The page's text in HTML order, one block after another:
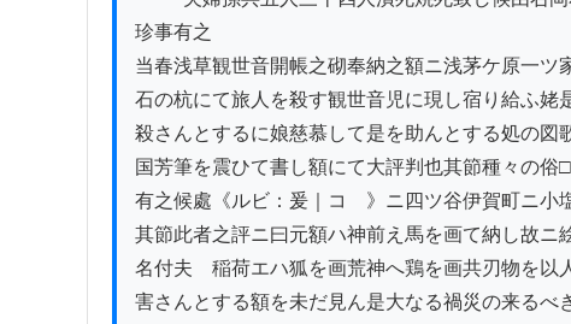
珍事有之
当春浅草観世音開帳之砌奉納之額ニ浅茅ケ原一ツ
石の杭にて旅人を殺す観世音児に現し宿り給ふ姥
殺さんとするに娘慈慕して是を助んとする処の図
国芳筆を震ひて書し額にて大評判也其節種々の俗□
有之候處《ルビ：爰｜コゝ》ニ四ツ谷伊賀町ニ小
其節此者之評ニ曰元額ハ神前え馬を画て納し故
名付夫ゟ稲荷エハ狐を画荒神へ鶏を画共刃物を以
害さんとする額を未だ見ん是大なる禍災の来るべ